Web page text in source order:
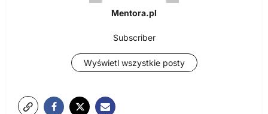
Mentora.pl
Subscriber
Wyświetl wszystkie posty